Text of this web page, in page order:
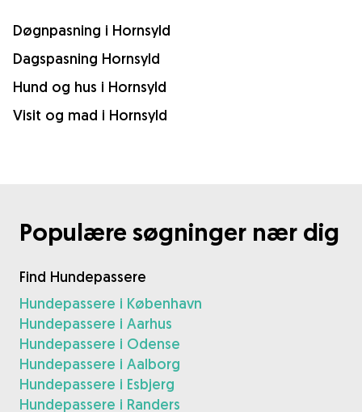
Døgnpasning i Hornsyld
Dagspasning Hornsyld
Hund og hus i Hornsyld
Visit og mad i Hornsyld
Populære søgninger nær dig
Find Hundepassere
Hundepassere i København
Hundepassere i Aarhus
Hundepassere i Odense
Hundepassere i Aalborg
Hundepassere i Esbjerg
Hundepassere i Randers